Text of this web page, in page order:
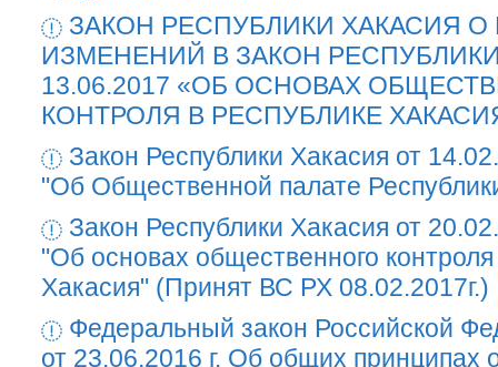
ЗАКОН РЕСПУБЛИКИ ХАКАСИЯ
ИЗМЕНЕНИЙ В ЗАКОН
13.06.2017 «ОБ ОСНОВАХ
КОНТРОЛЯ В РЕСПУБЛИКЕ
Закон Республики Хакасия от
"Об Общественной палате
Закон Республики Хакасия от
"Об основах общественного
Хакасия" (Принят ВС РХ 08.02.2017г.)
Федеральный закон Российской
от 23.06.2016 г. Об общих принципах